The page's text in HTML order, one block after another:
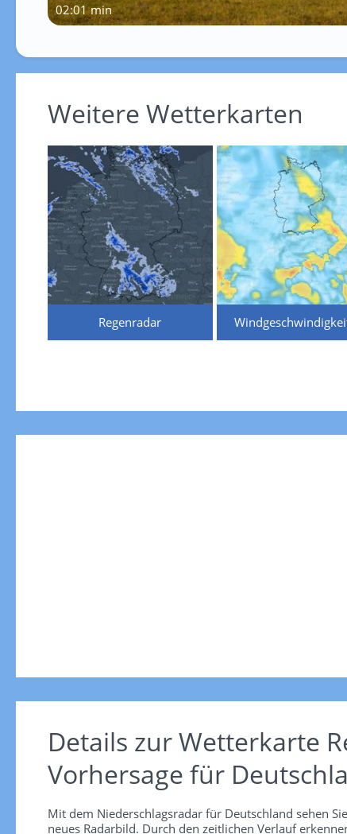
02:01 min
Weitere Wetterkarten
Regenradar
Details zur Wetterkarte
Vorhersage für
Mit dem Niederschlagsradar für Deutschland sehen
neues Radarbild. Durch den zeitlichen Verlauf